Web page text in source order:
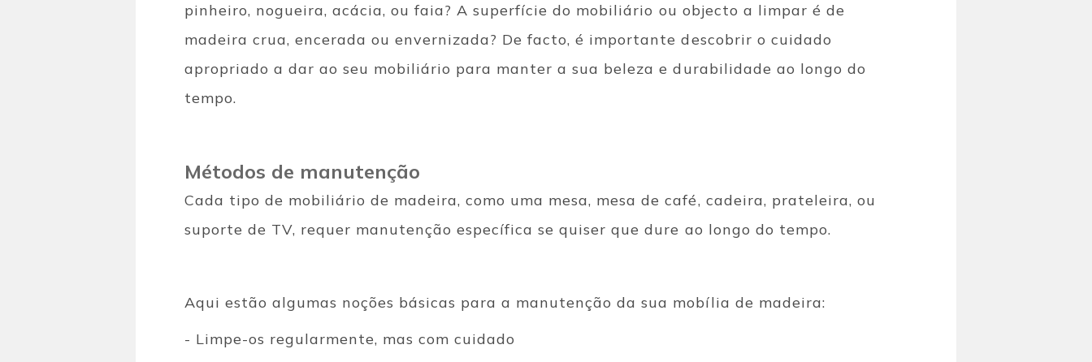
pinheiro, nogueira, acácia, ou faia? A superfície do mobiliário ou objecto a limpar é de
madeira crua, encerada ou envernizada? De facto, é importante descobrir o cuidado
apropriado a dar ao seu mobiliário para manter a sua beleza e durabilidade ao longo do
tempo.
Métodos de manutenção
Cada tipo de mobiliário de madeira, como uma mesa, mesa de café, cadeira, prateleira, ou
suporte de TV, requer manutenção específica se quiser que dure ao longo do tempo.
Aqui estão algumas noções básicas para a manutenção da sua mobília de madeira:
- Limpe-os regularmente, mas com cuidado